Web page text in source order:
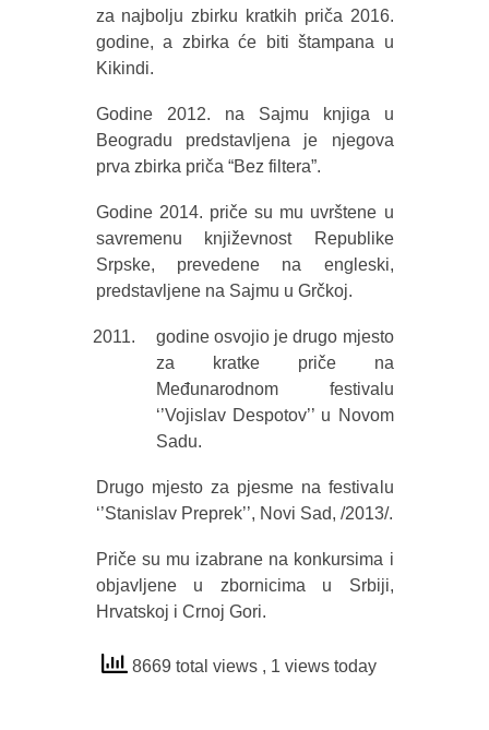
za najbolju zbirku kratkih priča 2016.
godine, a zbirka će biti štampana u
Kikindi.
Godine 2012. na Sajmu knjiga u
Beogradu predstavljena je njegova
prva zbirka priča “Bez filtera”.
Godine 2014. priče su mu uvrštene u
savremenu književnost Republike
Srpske, prevedene na engleski,
predstavljene na Sajmu u Grčkoj.
godine osvojio je drugo mjesto
za kratke priče na
Međunarodnom festivalu
‘’Vojislav Despotov’’ u Novom
Sadu.
Drugo mjesto za pjesme na festivalu
‘’Stanislav Preprek’’, Novi Sad, /2013/.
Priče su mu izabrane na konkursima i
objavljene u zbornicima u Srbiji,
Hrvatskoj i Crnoj Gori.
8669 total views , 1 views today